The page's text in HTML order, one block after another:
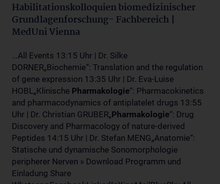
Habilitationskolloquien biomedizinischer
Grundlagenforschung- Fachbereich |
MedUni Vienna
...All Events 13:15 Uhr | Dr. Silke
DORNER„Biochemie“: Translation and the regulation
of gene expression 13:35 Uhr | Dr. Eva-Luise
HOBL„Klinische Pharmakologie“: Pharmacokinetics
and pharmacodynamics of antiplatelet drugs 13:55
Uhr | Dr. Christian GRUBER„Pharmakologie“: Drug
Discovery and Pharmacology of nature-derived
Peptides 14:15 Uhr | Dr. Stefan MENG„Anatomie“:
Statische und dynamische Sonomorphologie
peripherer Nerven » Download Programm und
Einladung Share